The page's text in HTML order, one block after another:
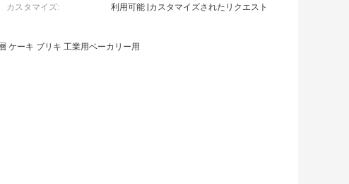
カスタマイズ: 利用可能 |カスタマイズされたリクエスト
ケーキ ブリキ 工業用ベーカリー用